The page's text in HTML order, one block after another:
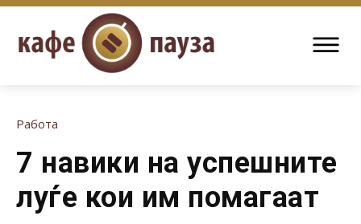
Работа
7 навики на успешните
луѓе кои им помагаат